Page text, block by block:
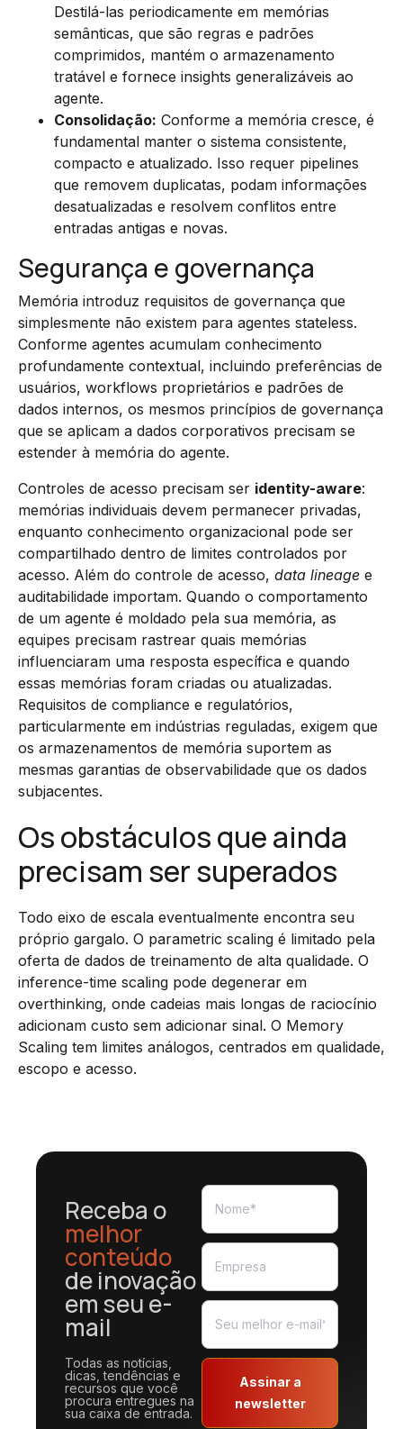
Destilá-las periodicamente em memórias
semânticas, que são regras e padrões
comprimidos, mantém o armazenamento
tratável e fornece insights generalizáveis ao
agente.
Consolidação: Conforme a memória cresce, é
fundamental manter o sistema consistente,
compacto e atualizado. Isso requer pipelines
que removem duplicatas, podam informações
desatualizadas e resolvem conflitos entre
entradas antigas e novas.
Segurança e governança
Memória introduz requisitos de governança que
simplesmente não existem para agentes stateless.
Conforme agentes acumulam conhecimento
profundamente contextual, incluindo preferências de
usuários, workflows proprietários e padrões de
dados internos, os mesmos princípios de governança
que se aplicam a dados corporativos precisam se
estender à memória do agente.
Controles de acesso precisam ser identity-aware:
memórias individuais devem permanecer privadas,
enquanto conhecimento organizacional pode ser
compartilhado dentro de limites controlados por
acesso. Além do controle de acesso, data lineage e
auditabilidade importam. Quando o comportamento
de um agente é moldado pela sua memória, as
equipes precisam rastrear quais memórias
influenciaram uma resposta específica e quando
essas memórias foram criadas ou atualizadas.
Requisitos de compliance e regulatórios,
particularmente em indústrias reguladas, exigem que
os armazenamentos de memória suportem as
mesmas garantias de observabilidade que os dados
subjacentes.
Os obstáculos que ainda
precisam ser superados
Todo eixo de escala eventualmente encontra seu
próprio gargalo. O parametric scaling é limitado pela
oferta de dados de treinamento de alta qualidade. O
inference-time scaling pode degenerar em
overthinking, onde cadeias mais longas de raciocínio
adicionam custo sem adicionar sinal. O Memory
Scaling tem limites análogos, centrados em qualidade,
escopo e acesso.
Receba o
melhor
conteúdo
de inovação
em seu e-
mail
Todas as notícias,
dicas, tendências e
recursos que você
procura entregues na
sua caixa de entrada.
Assinar a
newsletter